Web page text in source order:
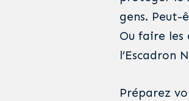
gens. Peut-
Ou faire les
l’Escadron
Préparez